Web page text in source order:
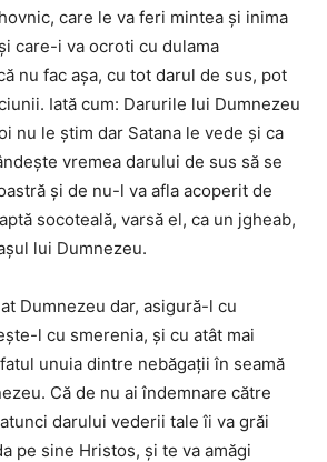
care le va feri mintea şi inima
care-i va ocroti cu dulama
nu fac aşa, cu tot darul de sus, pot
Iată cum: Darurile lui Dumnezeu
nu le ştim dar Satana le vede şi ca
vremea darului de sus să se
şi de nu-l va afla acoperit de
socoteală, varsă el, ca un jgheab,
lui Dumnezeu.
dar, asigură-l cu
l cu smerenia, şi cu atât mai
unuia dintre nebăgaţii în seamă
Că de nu ai îndemnare către
darului vederii tale îi va grăi
pe sine Hristos, şi te va amăgi